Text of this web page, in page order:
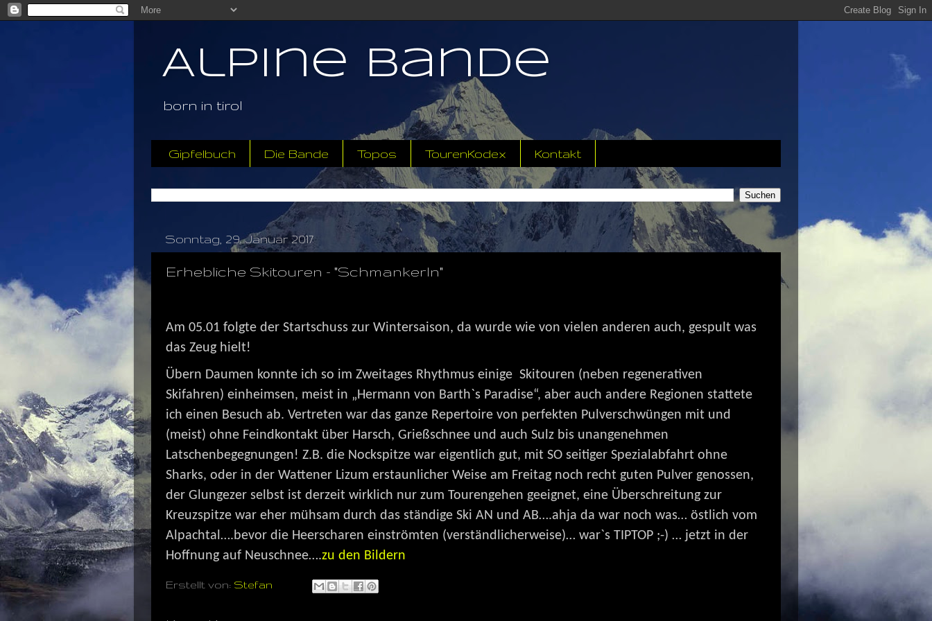
Alpine Bande
born in tirol
Gipfelbuch Die Bande Topos TourenKodex Kontakt
Sonntag, 29. Januar 2017
Erhebliche Skitouren - "Schmankerln"
Am 05.01 folgte der Startschuss zur Wintersaison, da wurde wie von vielen anderen auch, gespult was
das Zeug hielt!
Übern Daumen konnte ich so im Zweitages Rhythmus einige Skitouren (neben regenerativen
Skifahren) einheimsen, meist in „Hermann von Barth`s Paradise“, aber auch andere Regionen stattete
ich einen Besuch ab. Vertreten war das ganze Repertoire von perfekten Pulverschwüngen mit und
(meist) ohne Feindkontakt über Harsch, Grießschnee und auch Sulz bis unangenehmen
Latschenbegegnungen! Z.B. die Nockspitze war eigentlich gut, mit SO seitiger Spezialabfahrt ohne
Sharks, oder in der Wattener Lizum erstaunlicher Weise am Freitag noch recht guten Pulver genossen,
der Glungezer selbst ist derzeit wirklich nur zum Tourengehen geeignet, eine Überschreitung zur
Kreuzspitze war eher mühsam durch das ständige Ski AN und AB….ahja da war noch was… östlich vom
Alpachtal….bevor die Heerscharen einströmten (verständlicherweise)… war`s TIPTOP ;-) … jetzt in der
Hoffnung auf Neuschnee….zu den Bildern
Erstellt von: Stefan